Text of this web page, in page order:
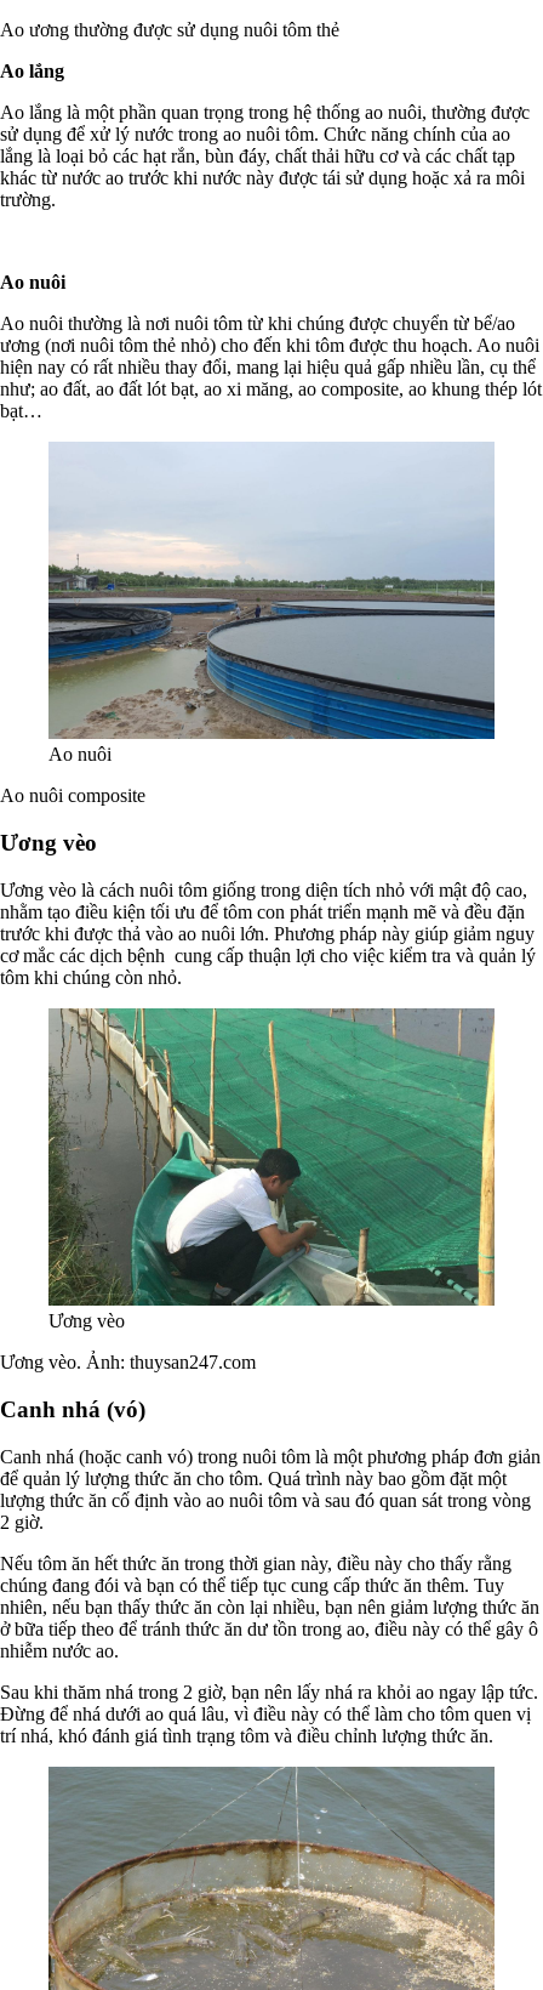
Ao ương thường được sử dụng nuôi tôm thẻ
Ao lắng
Ao lắng là một phần quan trọng trong hệ thống ao nuôi, thường được
sử dụng để xử lý nước trong ao nuôi tôm. Chức năng chính của ao
lắng là loại bỏ các hạt rắn, bùn đáy, chất thải hữu cơ và các chất tạp
khác từ nước ao trước khi nước này được tái sử dụng hoặc xả ra môi
trường.
Ao nuôi
Ao nuôi thường là nơi nuôi tôm từ khi chúng được chuyển từ bể/ao
ương (nơi nuôi tôm thẻ nhỏ) cho đến khi tôm được thu hoạch. Ao nuôi
hiện nay có rất nhiều thay đổi, mang lại hiệu quả gấp nhiều lần, cụ thể
như; ao đất, ao đất lót bạt, ao xi măng, ao composite, ao khung thép lót
bạt…
Ao nuôi
Ao nuôi composite
Ương vèo
Ương vèo là cách nuôi tôm giống trong diện tích nhỏ với mật độ cao,
nhằm tạo điều kiện tối ưu để tôm con phát triển mạnh mẽ và đều đặn
trước khi được thả vào ao nuôi lớn. Phương pháp này giúp giảm nguy
cơ mắc các dịch bệnh cung cấp thuận lợi cho việc kiểm tra và quản lý
tôm khi chúng còn nhỏ.
Ương vèo
Ương vèo. Ảnh: thuysan247.com
Canh nhá (vó)
Canh nhá (hoặc canh vó) trong nuôi tôm là một phương pháp đơn giản
để quản lý lượng thức ăn cho tôm. Quá trình này bao gồm đặt một
lượng thức ăn cố định vào ao nuôi tôm và sau đó quan sát trong vòng
2 giờ.
Nếu tôm ăn hết thức ăn trong thời gian này, điều này cho thấy rằng
chúng đang đói và bạn có thể tiếp tục cung cấp thức ăn thêm. Tuy
nhiên, nếu bạn thấy thức ăn còn lại nhiều, bạn nên giảm lượng thức ăn
ở bữa tiếp theo để tránh thức ăn dư tồn trong ao, điều này có thể gây ô
nhiễm nước ao.
Sau khi thăm nhá trong 2 giờ, bạn nên lấy nhá ra khỏi ao ngay lập tức.
Đừng để nhá dưới ao quá lâu, vì điều này có thể làm cho tôm quen vị
trí nhá, khó đánh giá tình trạng tôm và điều chỉnh lượng thức ăn.